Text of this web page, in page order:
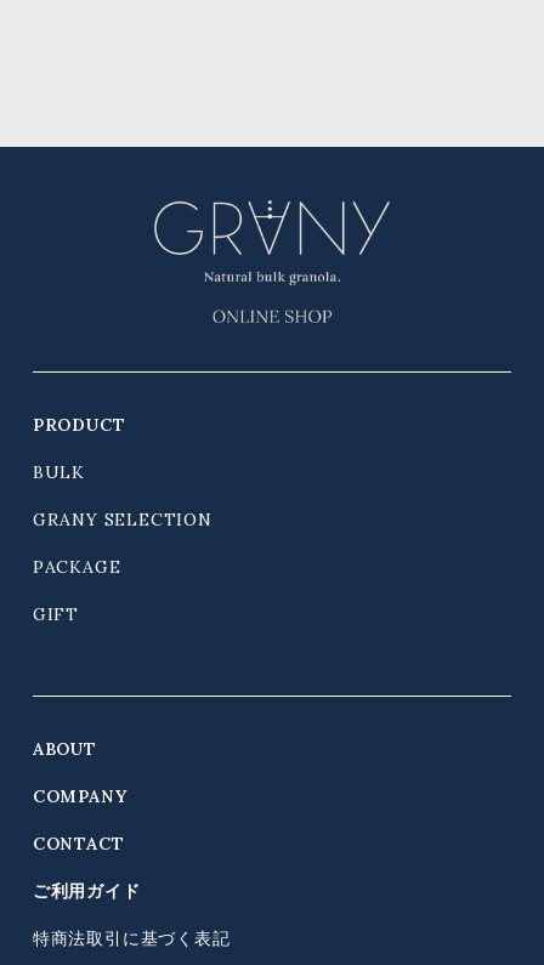
PRODUCT
BULK
GRANY SELECTION
PACKAGE
GIFT
ABOUT
COMPANY
CONTACT
ご利用ガイド
特商法取引に基づく表記